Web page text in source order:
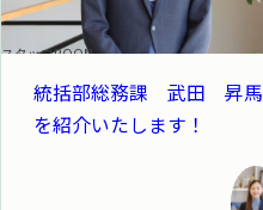
スタッフROOM
統括部総務課 武田 昇馬
を紹介いたします！